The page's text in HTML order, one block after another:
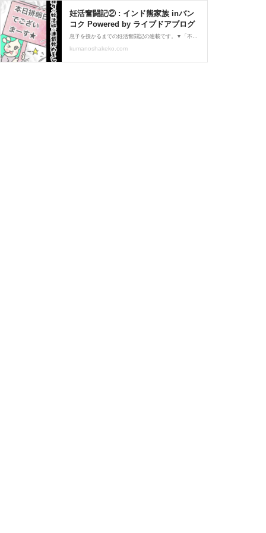
妊活奮闘記② : インド熊家族 inバン
コク Powered by ライブドアブログ
息子を授かるまでの妊活奮闘記の連載です。▼「不妊が分かるまで」連載はこちら▼ ▼前回記事はこちら！▼ ↓つづきです。↓「自然に出来た」ということがなんと羨ましかったことか…。不妊治療が辛いとかいうわけではなく、自然にそういうはぐぐみが出来ている健康的な
kumanoshakeko.com